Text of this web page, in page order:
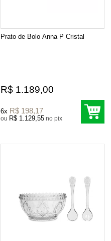
Prato de Bolo Anna P Cristal
R$ 1.189,00
6x R$ 198,17
ou R$ 1.129,55 no pix